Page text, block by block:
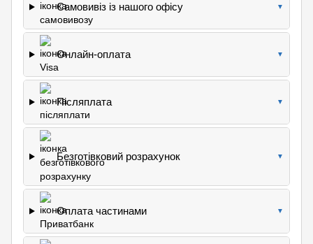
Самовивіз із нашого офісу ▼
Онлайн-оплата ▼
Післяплата ▼
Безготівковий розрахунок ▼
Оплата частинами ▼